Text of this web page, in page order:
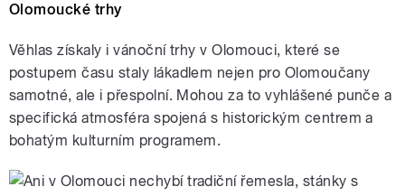
Olomoucké trhy
Věhlas získaly i vánoční trhy v Olomouci, které se
postupem času staly lákadlem nejen pro Olomoučany
samotné, ale i přespolní. Mohou za to vyhlášené punče a
specifická atmosféra spojená s historickým centrem a
bohatým kulturním programem.